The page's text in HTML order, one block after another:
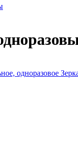
одноразовое